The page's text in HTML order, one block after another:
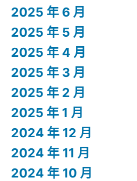
2025 年 6 月
2025 年 5 月
2025 年 4 月
2025 年 3 月
2025 年 2 月
2025 年 1 月
2024 年 12 月
2024 年 11 月
2024 年 10 月